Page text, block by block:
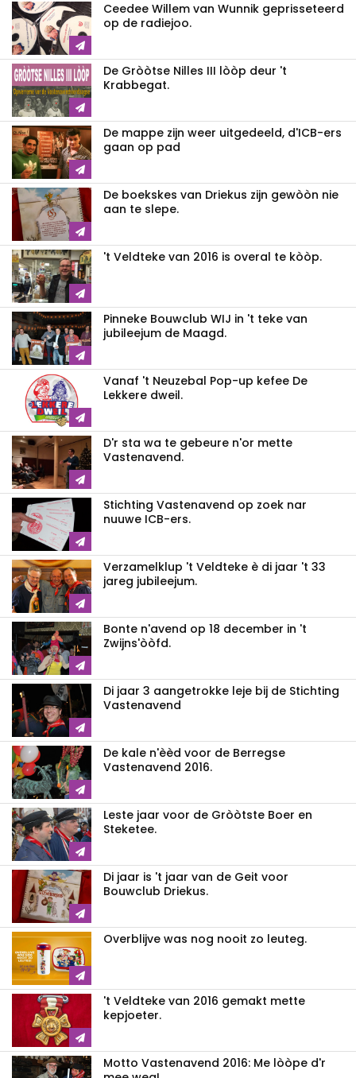
Ceedee Willem van Wunnik geprisseteerd
op de radiejoo.
De Gròòtse Nilles III lòòp deur 't
Krabbegat.
De mappe zijn weer uitgedeeld, d'ICB-ers
gaan op pad
De boekskes van Driekus zijn gewòòn nie
aan te slepe.
't Veldteke van 2016 is overal te kòòp.
Pinneke Bouwclub WIJ in 't teke van
jubileejum de Maagd.
Vanaf 't Neuzebal Pop-up kefee De
Lekkere dweil.
D'r sta wa te gebeure n'or mette
Vastenavend.
Stichting Vastenavend op zoek nar
nuuwe ICB-ers.
Verzamelklup 't Veldteke è di jaar 't 33
jareg jubileejum.
Bonte n'avend op 18 december in 't
Zwijns'òòfd.
Di jaar 3 aangetrokke leje bij de Stichting
Vastenavend
De kale n'èèd voor de Berregse
Vastenavend 2016.
Leste jaar voor de Gròòtste Boer en
Steketee.
Di jaar is 't jaar van de Geit voor
Bouwclub Driekus.
Overblijve was nog nooit zo leuteg.
't Veldteke van 2016 gemakt mette
kepjoeter.
Motto Vastenavend 2016: Me lòòpe d'r